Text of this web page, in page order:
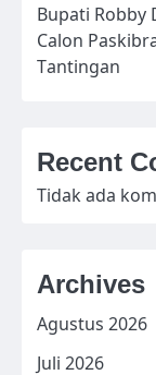
Bupati Robby
Calon
Tantingan
Recent
Tidak ada
Archives
Agustus 2026
Juli 2026